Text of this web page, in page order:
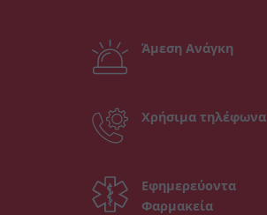
Άμεση Ανάγκη
Χρήσιμα τηλέφωνα
Εφημερεύοντα
Φαρμακεία